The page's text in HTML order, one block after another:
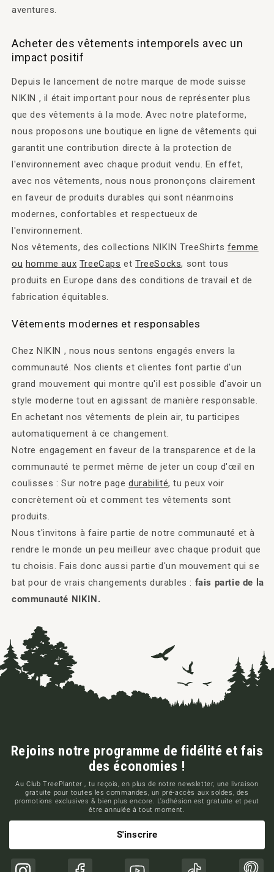
aventures.
Acheter des vêtements intemporels avec un
impact positif
Depuis le lancement de notre marque de mode suisse
NIKIN , il était important pour nous de représenter plus
que des vêtements à la mode. Avec notre plateforme,
nous proposons une boutique en ligne de vêtements qui
garantit une contribution directe à la protection de
l'environnement avec chaque produit vendu. En effet,
avec nos vêtements, nous nous prononçons clairement
en faveur de produits durables qui sont néanmoins
modernes, confortables et respectueux de
l'environnement.
Nos vêtements, des collections NIKIN TreeShirts femme
ou homme aux TreeCaps etTreeSocks, sont tous
produits en Europe dans des conditions de travail et de
fabrication équitables.
Vêtements modernes et responsables
Chez NIKIN , nous nous sentons engagés envers la
communauté. Nos clients et clientes font partie d'un
grand mouvement qui montre qu'il est possible d'avoir un
style moderne tout en agissant de manière responsable.
En achetant nos vêtements de plein air, tu participes
automatiquement à ce changement.
Notre engagement en faveur de la transparence et de la
communauté te permet même de jeter un coup d'œil en
coulisses : Sur notre pagedurabilité, tu peux voir
concrètement où et comment tes vêtements sont
produits.
Nous t'invitons à faire partie de notre communauté et à
rendre le monde un peu meilleur avec chaque produit que
tu choisis. Fais donc aussi partie d'un mouvement qui se
bat pour de vrais changements durables : fais partie de la
communauté NIKIN.
Rejoins notre programme de fidélité et fais
des économies !
Au Club TreePlanter , tu reçois, en plus de notre newsletter, une livraison
gratuite pour toutes les commandes, un pré-accès aux soldes, des
promotions exclusives & bien plus encore. L'adhésion est gratuite et peut
être annulée à tout moment.
S'inscrire